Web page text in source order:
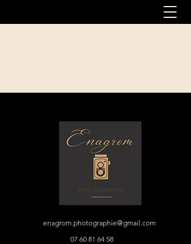
enagrom.photographie@gmail.com
07 60 81 64 58